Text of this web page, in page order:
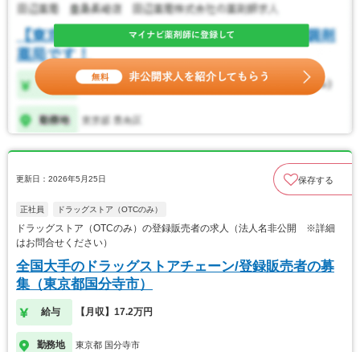
更新日：2026年5月25日 保存する
正社員 ドラッグストア（OTCのみ）
ドラッグストア（OTCのみ）の登録販売者の求人（法人名非公開 ※詳細
はお問合せください）
全国大手のドラッグストアチェーン/登録販売者の募
集（東京都国分寺市）
給与 【月収】17.2万円
勤務地 東京都 国分寺市